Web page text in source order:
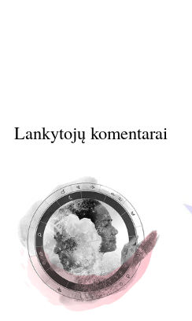
Lankytojų komentarai